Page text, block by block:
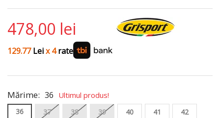
478,00 lei
129.77Leix 4rate
Mărime: 36 Ultimul produs!
36 37 38 39 40 41 42